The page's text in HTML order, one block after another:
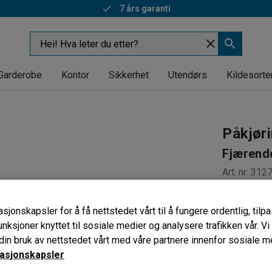
7 års garanti
Kontor Sikkerhet Utendørs
Art. nr:
Effektiv
Fleksibel
for å få nettstedet vårt til å fungere ordentlig,
knyttet til sosiale medier og analysere trafikken vår.
bruk av nettstedet vårt med våre partnere innenfor sosiale